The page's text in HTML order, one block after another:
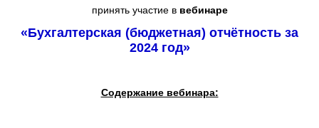
Решения 1С для здравоохранения
Клиентские лицензии 1С
принять участие в вебинаре
«Бухгалтерская (бюджетная) отчётность за
2024 год»
Содержание вебинара: